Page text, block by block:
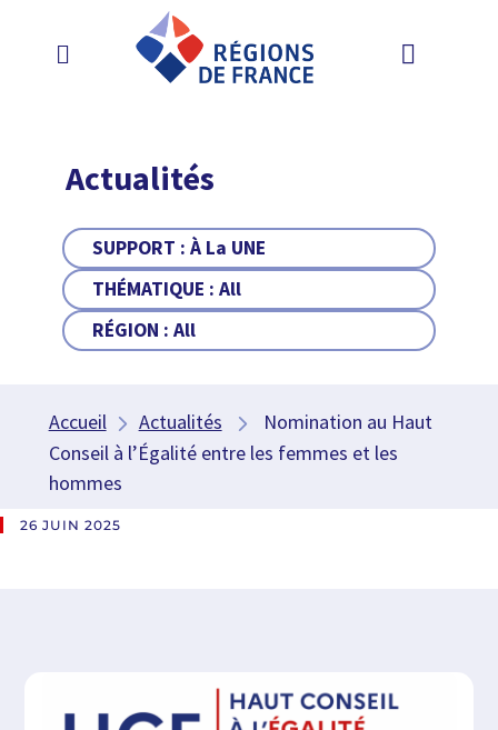
Actualités
SUPPORT :À La UNE
THÉMATIQUE :All
RÉGION :All
Accueil Actualités
Nomination au Haut
Conseil à l’Égalité entre les femmes et les
hommes
26 JUIN 2025